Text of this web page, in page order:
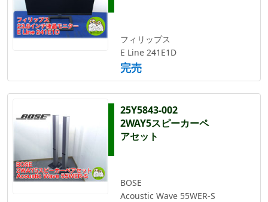
フィリップス
E Line 241E1D
完売
25Y5843-002
2WAY5スピーカーペ
アセット
BOSE
Acoustic Wave 55WER-S